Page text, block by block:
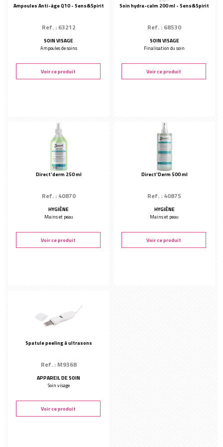
Ampoules Anti-âge Q10 - Sens&Spirit
Ref. : 63212
SOIN VISAGE
Ampoules de soins
Voir ce produit
Soin hydra-calm 200 ml - Sens&Spirit
Ref. : 68530
SOIN VISAGE
Finalisation du soin
Voir ce produit
Direct'derm 250 ml
Ref. : 40870
HYGIÈNE
Mains et peau
Voir ce produit
Direct'Derm 500 ml
Ref. : 40875
HYGIÈNE
Mains et peau
Voir ce produit
Spatule peeling à ultrasons
Ref. : M9368
APPAREIL DE SOIN
Soin visage
Voir ce produit